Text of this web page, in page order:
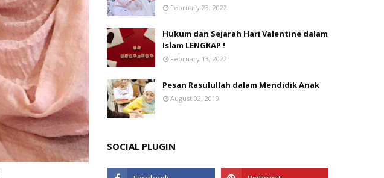
February 23, 2022
Hukum dan Sejarah Hari Valentine dalam
Islam LENGKAP !
February 13, 2022
Pesan Rasulullah dalam Mendidik Anak
August 02, 2019
SOCIAL PLUGIN